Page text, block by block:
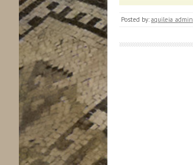
Posted by: aquileia_admin